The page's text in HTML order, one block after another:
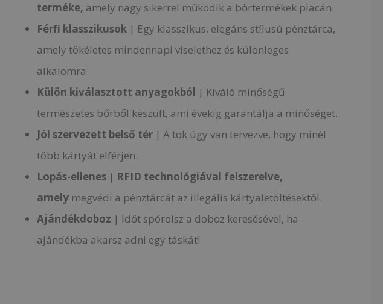
terméke, amely nagy sikerrel működik a bőrtermékek piacán.
Férfi klasszikusok | Egy klasszikus, elegáns stílusú pénztárca,
amely tökéletes mindennapi viselethez és különleges
alkalomra.
Külön kiválasztott anyagokból | Kiváló minőségű
természetes bőrből készült, ami évekig garantálja a minőséget.
Jól szervezett belső tér | A tok úgy van tervezve, hogy minél
több kártyát elférjen.
Lopás-ellenes | RFID technológiával felszerelve,
amely megvédi a pénztárcát az illegális kártyaletöltésektől.
Ajándékdoboz | Időt spórolsz a doboz keresésével, ha
ajándékba akarsz adni egy táskát!